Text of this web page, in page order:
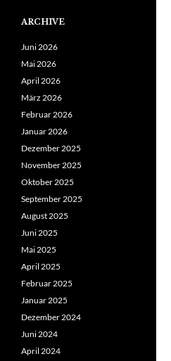
ARCHIVE
Juni 2026
Mai 2026
April 2026
März 2026
Februar 2026
Januar 2026
Dezember 2025
November 2025
Oktober 2025
September 2025
August 2025
Juni 2025
Mai 2025
April 2025
Februar 2025
Januar 2025
Dezember 2024
Juni 2024
April 2024